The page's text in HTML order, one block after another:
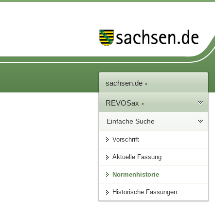
sachsen.de
REVOSax
Einfache Suche
Vorschrift
Aktuelle Fassung
Normenhistorie
Historische Fassungen